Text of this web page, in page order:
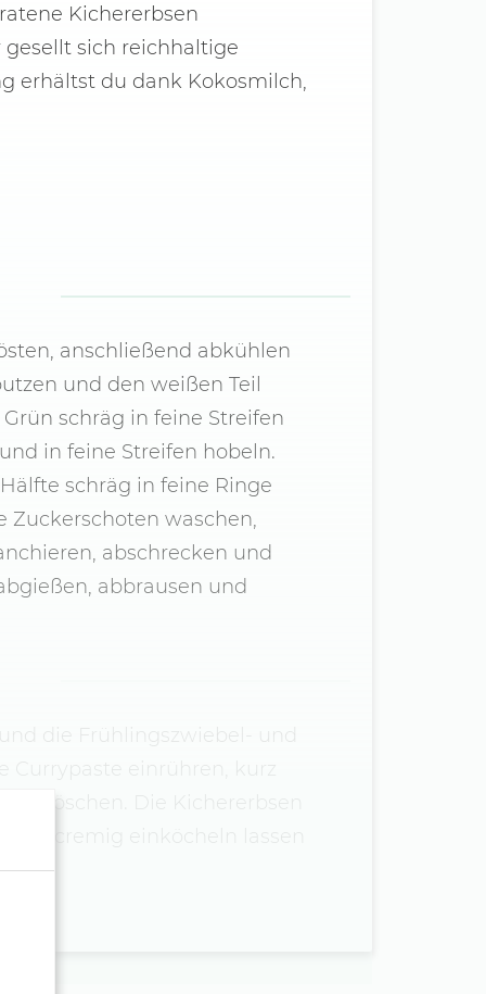
Kichererbsen
sich reichhaltige
erhältst du dank Kokosmilch,
anschließend abkühlen
und den weißen Teil
schräg in feine Streifen
in feine Streifen hobeln.
schräg in feine Ringe
Zuckerschoten waschen,
abschrecken und
abbrausen und
die Frühlingszwiebel- und
Currypaste einrühren, kurz
Die Kichererbsen